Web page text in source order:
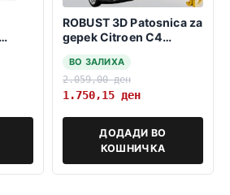
ROBUST 3D Patosnica za
gepek Citroen C4
ВО ЗАЛИХА
2.059,00ден
1.750,15 ден
ДОДАДИ ВО
КОШНИЧКА